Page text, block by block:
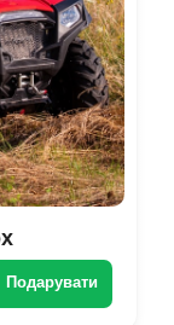
Подарувати